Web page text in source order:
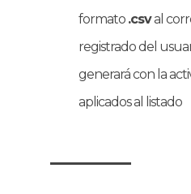
formato .csval
registrado del
generará con la
aplicados al listado